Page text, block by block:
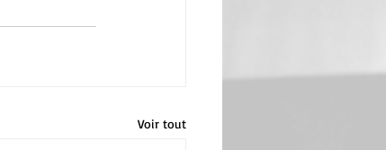
Voir tout